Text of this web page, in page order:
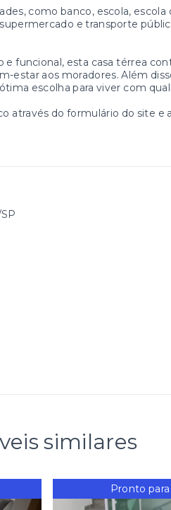
como banco, escola,
e transporte
e funcional, esta casa térrea
estar aos moradores. Além
escolha para viver com
através do formulário do site
similares
Pronto